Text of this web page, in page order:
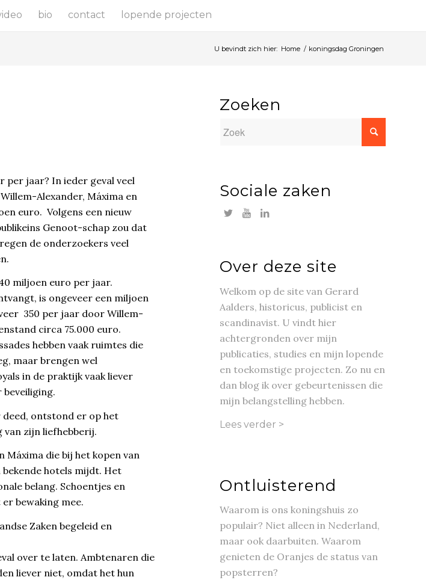
bio contact lopende projecten
U bevindt zich hier: Home / koningsdag Groningen
per jaar? In ieder geval veel
Alexander, Máxima en
euro. Volgens een nieuw
Genoot-schap zou dat
de onderzoekers veel
miljoen euro per jaar.
is ongeveer een miljoen
350 per jaar door Willem-
circa 75.000 euro.
hebben vaak ruimtes die
maar brengen wel
in de praktijk vaak liever
deed, ontstond er op het
zijn liefhebberij.
Máxima die bij het kopen van
hotels mijdt. Het
belang. Schoentjes en
bewaking mee.
Zaken begeleid en
over te laten. Ambtenaren die
liever niet, omdat het hun
Zoeken
Sociale zaken
Over deze site
Welkom op de site van Gerard
Aalders, historicus, publicist en
scandinavist. U vindt hier
achtergronden over mijn
publicaties, studies en mijn lopende
en toekomstige projecten. Zo nu en
dan blog ik over gebeurtenissen die
mijn belangstelling hebben.
Lees verder >
Ontluisterend
Waarom is ons koningshuis zo
populair? Niet alleen in Nederland,
maar ook daarbuiten. Waarom
genieten de Oranjes de status van
popsterren?